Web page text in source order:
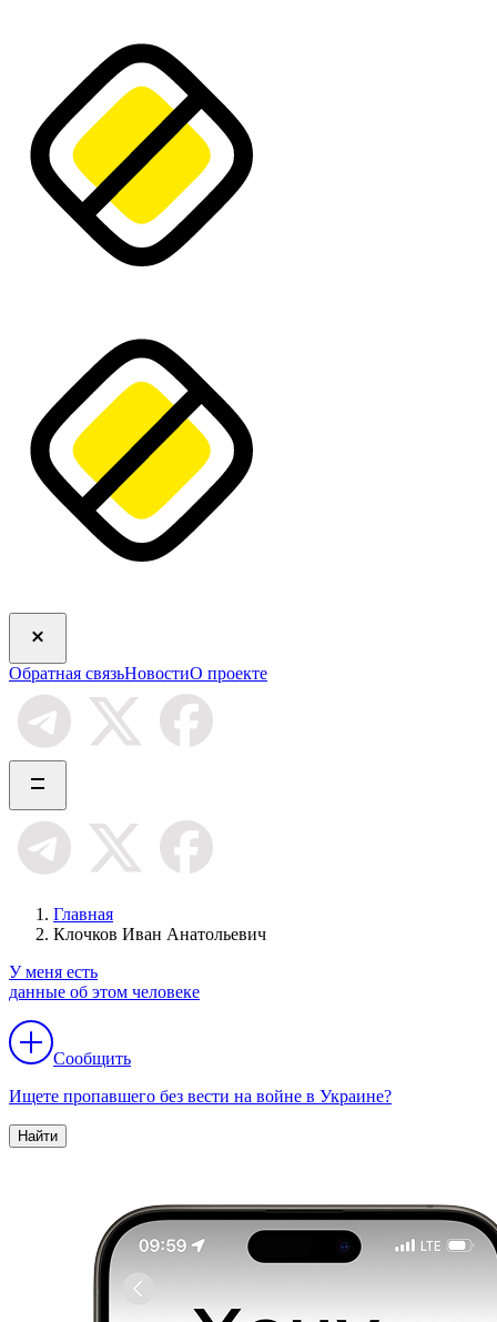
Обратная связьНовостиО проекте
Главная
Клочков Иван Анатольевич
У меня есть
данные об этом человеке
Сообщить
Ищете пропавшего без вести на войне в Украине?
Найти